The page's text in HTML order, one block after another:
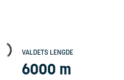
VALDETS LENGDE
6000 m